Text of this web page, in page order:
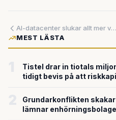
AI-datacenter slukar allt mer vatten – SpaceX listar vattenbrist som börsrisk och Kina testar undervattenskylning
MEST LÄSTA
Tistel drar in tiotals
tidigt bevis på att
Grundarkonflikten
lämnar